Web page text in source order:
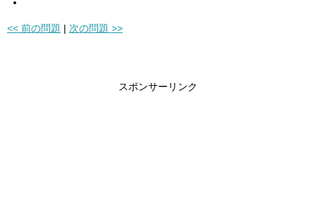
<< 前の問題 | 次の問題 >>
スポンサーリンク